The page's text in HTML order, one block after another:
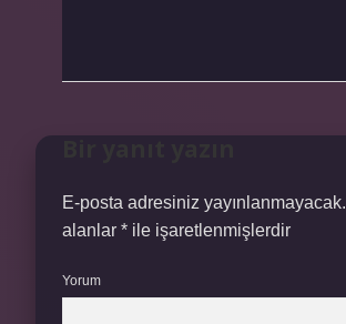
E-posta adresiniz yayınlanmayacak.
alanlar * ile işaretlenmişlerdir
Yorum